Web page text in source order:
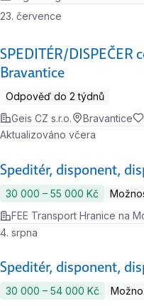
SPEDITÉR/
Bravantice
23. července
Odpověď do 2 týdnů
Geis CZ s.r.o.
Bravantice
Speditér, disponent,
Aktualizováno včera
30 000 ‍–‍ 55 000 Kč
FEE Transport Hranice na
Speditér, disponent,
4. srpna
30 000 ‍–‍ 54 000 Kč